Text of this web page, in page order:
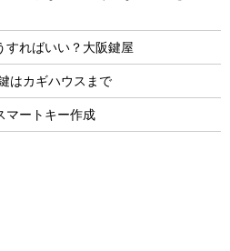
すればいい？大阪鍵屋
はカギハウスまで
マートキー作成